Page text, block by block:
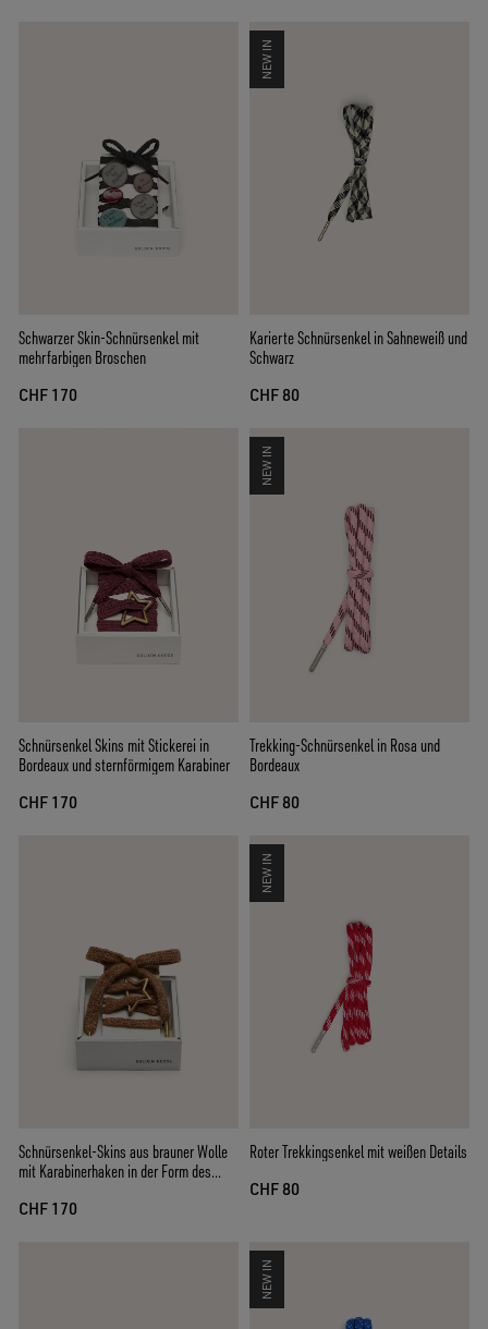
Schwarzer Skin-Schnürsenkel mit
mehrfarbigen Broschen
CHF 170
NEW IN
Karierte Schnürsenkel in Sahneweiß und
Schwarz
CHF 80
Schnürsenkel Skins mit Stickerei in
Bordeaux und sternförmigem Karabiner
CHF 170
NEW IN
Trekking-Schnürsenkel in Rosa und
Bordeaux
CHF 80
Schnürsenkel-Skins aus brauner Wolle
mit Karabinerhaken in der Form des
CHF 170
NEW IN
Roter Trekkingsenkel mit weißen Details
CHF 80
NEW IN